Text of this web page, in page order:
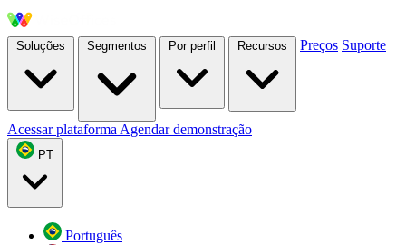
Soluções Segmentos Por perfil Recursos Preços Suporte
Acessar plataforma Agendar demonstração
PT
Português